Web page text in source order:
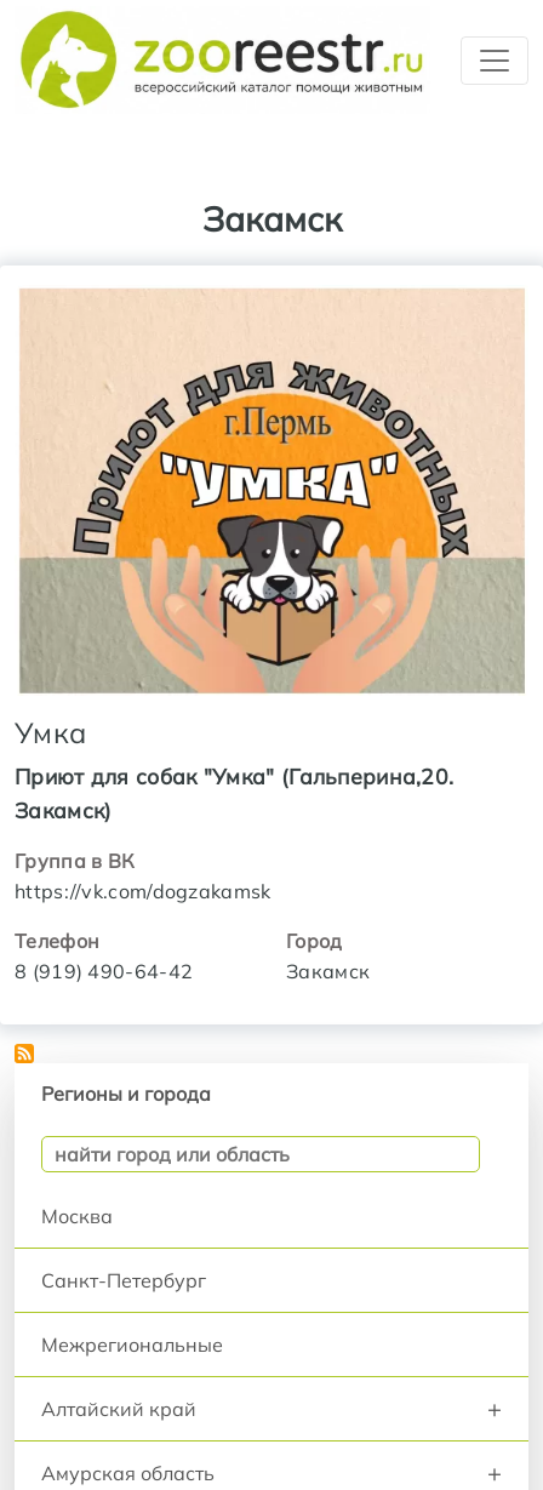
Закамск
Умка
Приют для собак "Умка" (Гальперина,20.
Закамск)
Группа в ВК
https://vk.com/dogzakamsk
Телефон
8 (919) 490-64-42
Город
Закамск
Регионы и города
Москва
Санкт-Петербург
Межрегиональные
Алтайский край +
Амурская область +